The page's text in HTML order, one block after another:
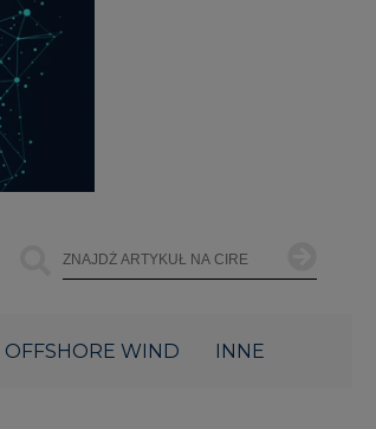
OFFSHORE WIND INNE